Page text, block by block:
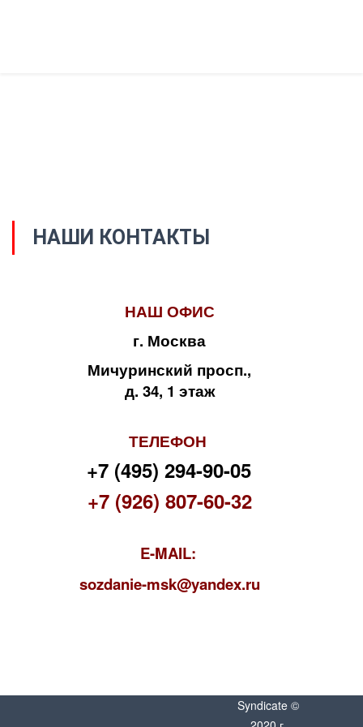
НАШИ КОНТАКТЫ
НАШ ОФИС
г. Москва
Мичуринский просп.,
д. 34, 1 этаж
ТЕЛЕФОН
+7 (495) 294-90-05
+7 (926) 807-60-32
E-MAIL:
sozdanie-msk@yandex.ru
Syndicate ©